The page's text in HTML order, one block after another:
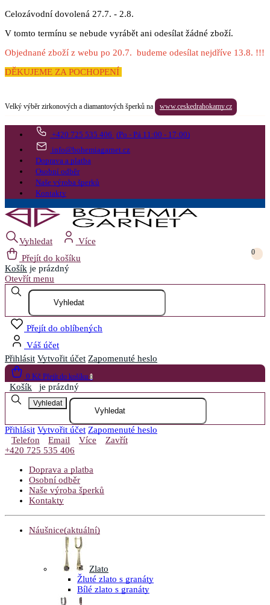
Celozávodní dovolená 27.7. - 2.8.
V tomto termínu se nebude vyrábět ani odesílat žádné zboží.
Objednané zboží z webu po 20.7. budeme odesílat nejdříve 13.8. !!!
DĚKUJEME ZA POCHOPENÍ
Velký výběr zirkonových a diamantových šperků na www.ceskedrahokamy.cz
+420 725 535 406 (Po - Pá 11:00 - 17:00)
info@bohemiagarnet.cz
Doprava a platba
Osobní odběr
Naše výroba šperků
Kontakty
Vyhledat
Více
Přejít do košíku
0
Košík je prázdný
Otevřít menu
Přejít do oblíbených
Váš účet
Přihlásit Vytvořit účet Zapomenuté heslo
0 Kč Přejít do košíku 0
Košík je prázdný
Vyhledat
Přihlásit Vytvořit účet Zapomenuté heslo
Telefon
Email Více
Zavřít
+420 725 535 406
Doprava a platba
Osobní odběr
Naše výroba šperků
Kontakty
Náušnice(aktuální)
Zlato
Žluté zlato s granáty
Bílé zlato s granáty